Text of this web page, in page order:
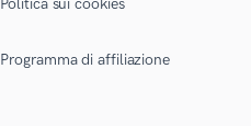
Politica sui cookies
Programma di affiliazione